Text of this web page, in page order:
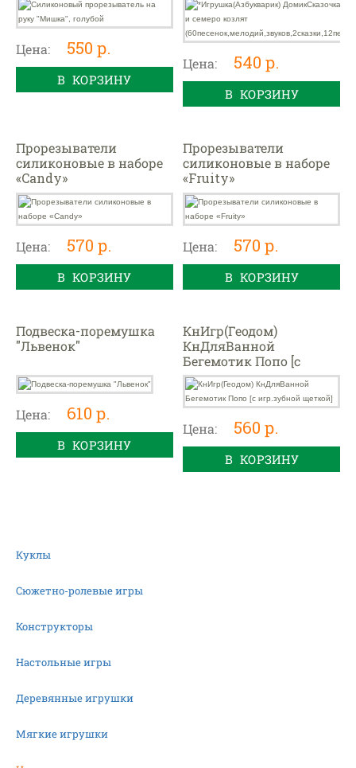
Цена: 550 р.
В КОРЗИНУ
ков,2сказки,12песенок-
Цена: 540 р.
В КОРЗИНУ
Прорезыватели
силиконовые в наборе
«Candy»
Цена: 570 р.
В КОРЗИНУ
Прорезыватели
силиконовые в наборе
«Fruity»
Цена: 570 р.
В КОРЗИНУ
Подвеска-поремушка
"Львенок"
Цена: 610 р.
В КОРЗИНУ
КнИгр(Геодом)
КнДляВанной
Бегемотик Попо [с
игр.зубной щеткой]
Цена: 560 р.
В КОРЗИНУ
Куклы
Сюжетно-ролевые игры
Конструкторы
Настольные игры
Деревянные игрушки
Мягкие игрушки